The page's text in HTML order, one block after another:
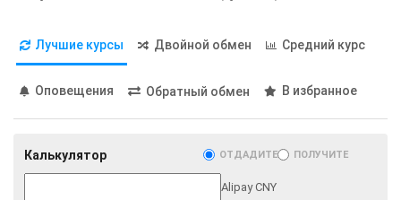
THB
TRY BYN
PLN
ОТП Банк
UAH
Лучшие курсы Двойной обмен Средний курс
Оповещения Обратный обмен В избранное
Калькулятор ОТДАДИТЕ ПОЛУЧИТЕ
Alipay CNY